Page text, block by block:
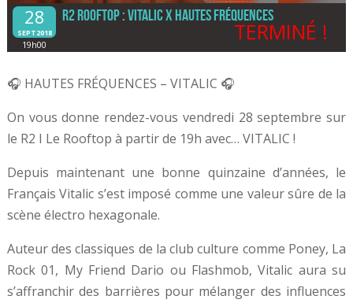
28
SEPT2018
19h00
R2 Rooftop : Vitalic x Hautes Fréquences
TERMINÉ !
🎧 HAUTES FRÉQUENCES – VITALIC 🎧
On vous donne rendez-vous vendredi 28 septembre sur
le R2 I Le Rooftop à partir de 19h avec… VITALIC !
Depuis maintenant une bonne quinzaine d’années, le
Français Vitalic s’est imposé comme une valeur sûre de la
scène électro hexagonale.
Auteur des classiques de la club culture comme Poney, La
Rock 01, My Friend Dario ou Flashmob, Vitalic aura su
s’affranchir des barrières pour mélanger des influences